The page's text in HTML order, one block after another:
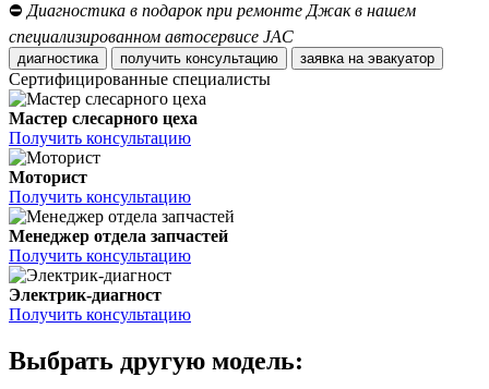
⛔ Диагностика в подарок при ремонте Джак в нашем
специализированном автосервисе JAC
диагностика получить консультацию заявка на эвакуатор
Сертифицированные специалисты
Мастер слесарного цеха
Получить консультацию
Моторист
Получить консультацию
Менеджер отдела запчастей
Получить консультацию
Электрик-диагност
Получить консультацию
Выбрать другую модель: